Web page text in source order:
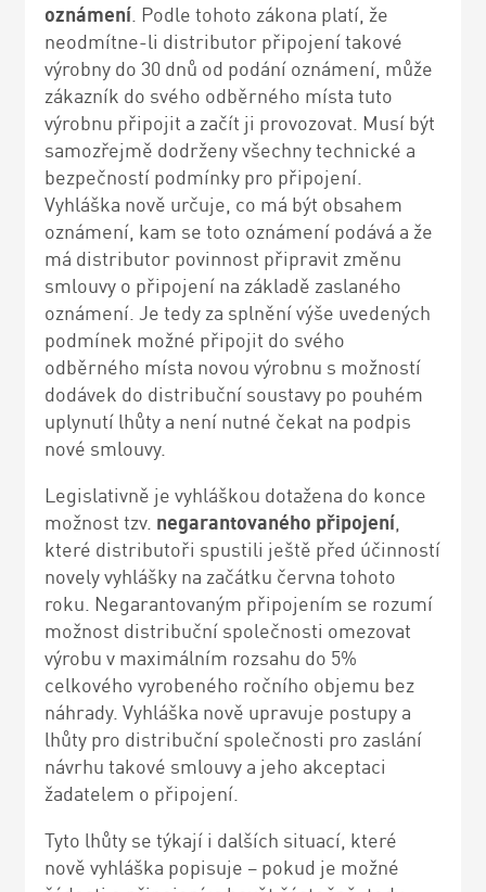
oznámení . Podle tohoto zákona platí, že
neodmítne-li distributor připojení takové
výrobny do 30 dnů od podání oznámení, může
zákazník do svého odběrného místa tuto
výrobnu připojit a začít ji provozovat. Musí být
samozřejmě dodrženy všechny technické a
bezpečností podmínky pro připojení.
Vyhláška nově určuje, co má být obsahem
oznámení, kam se toto oznámení podává a že
má distributor povinnost připravit změnu
smlouvy o připojení na základě zaslaného
oznámení. Je tedy za splnění výše uvedených
podmínek možné připojit do svého
odběrného místa novou výrobnu s možností
dodávek do distribuční soustavy po pouhém
uplynutí lhůty a není nutné čekat na podpis
nové smlouvy.
Legislativně je vyhláškou dotažena do konce
možnost tzv. negarantovaného připojení
které distributoři spustili ještě před účinností
novely vyhlášky na začátku června tohoto
roku. Negarantovaným připojením se rozumí
možnost distribuční společnosti omezovat
výrobu v maximálním rozsahu do 5%
celkového vyrobeného ročního objemu bez
náhrady. Vyhláška nově upravuje postupy a
lhůty pro distribuční společnosti pro zaslání
návrhu takové smlouvy a jeho akceptaci
žadatelem o připojení.
Tyto lhůty se týkají i dalších situací, které
nově vyhláška popisuje – pokud je možné